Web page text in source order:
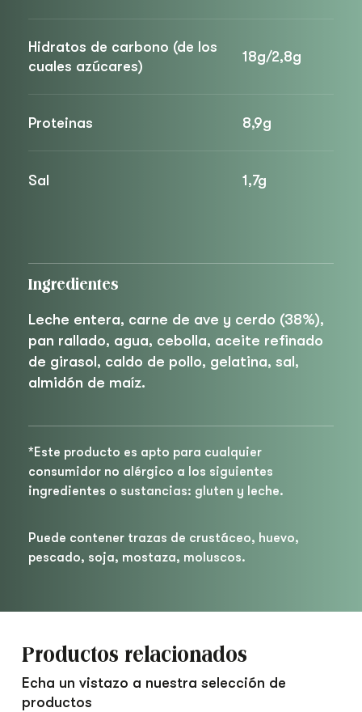
Hidratos de carbono (de los
cuales azúcares)
18g/2,8g
Proteinas 8,9g
Sal 1,7g
Ingredientes
Leche entera, carne de ave y cerdo (38%),
pan rallado, agua, cebolla, aceite refinado
de girasol, caldo de pollo, gelatina, sal,
almidón de maíz.
*Este producto es apto para cualquier
consumidor no alérgico a los siguientes
ingredientes o sustancias: gluten y leche.
Puede contener trazas de crustáceo, huevo,
pescado, soja, mostaza, moluscos.
Productos relacionados
Echa un vistazo a nuestra selección de
productos